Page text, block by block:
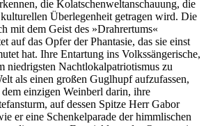
die Kolatschenweltanschauung, die
Überlegenheit getragen wird. Die
mit dem Geist des »Drahrertums«
auf das Opfer der Phantasie, das sie einst
hat. Ihre Entartung ins Volkssängerische,
niedrigsten Nachtlokalpatriotismus zu
als einen großen Guglhupf aufzufassen,
einzigen Weinberl darin, ihre
auf dessen Spitze Herr Gabor
er eine Schenkelparade der himmlischen